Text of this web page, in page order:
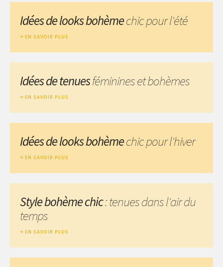
Idées de looks bohèmechic pour l'été
EN SAVOIR PLUS
Idées de tenuesféminines et bohèmes
EN SAVOIR PLUS
Idées de looks bohèmechic pour l'hiver
EN SAVOIR PLUS
Style bohème chic: tenues dans l'air du
temps
EN SAVOIR PLUS